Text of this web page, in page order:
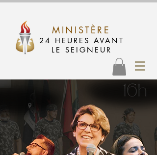
MINISTÈRE
24 HEURES AVANT
LE SEIGNEUR